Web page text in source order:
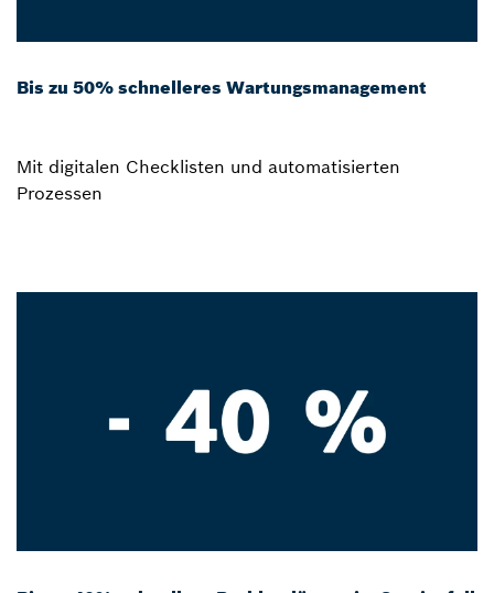
Bis zu 50% schnelleres Wartungsmanagement
Mit digitalen Checklisten und automatisierten
Prozessen